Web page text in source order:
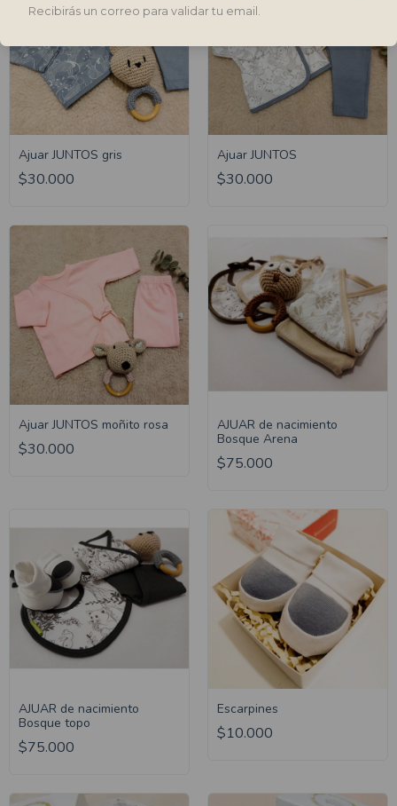
Ajuar JUNTOS gris
$30.000
Ajuar JUNTOS
$30.000
Ajuar JUNTOS moñito rosa
$30.000
AJUAR de nacimiento
Bosque Arena
$75.000
AJUAR de nacimiento
Bosque topo
$75.000
Escarpines
$10.000
Recibirás un correo para validar tu email.